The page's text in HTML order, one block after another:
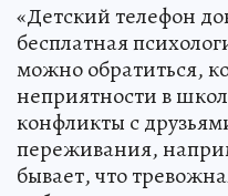
«Детский телефон
бесплатная
можно обратиться,
неприятности в
конфликты с
переживания,
бывает, что